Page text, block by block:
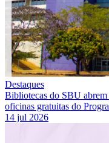
Destaques
Bibliotecas do SBU abrem
oficinas gratuitas do
14 jul 2026